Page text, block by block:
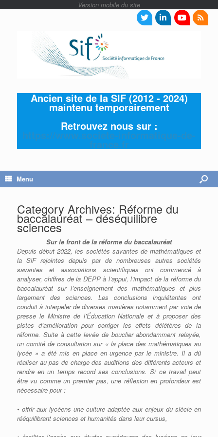
Ancien site de la SIF (2012 - 2024)
maintenu temporairement
Retrouvez nous sur :
https://www.societe-informatique-de-
france.fr
Menu
Category Archives: Réforme du
baccalauréat – déséquilibre
sciences
Sur le front de la réforme du baccalauréat
Depuis début 2022, les sociétés savantes de mathématiques et
la SiF rejointes depuis par de nombreuses autres sociétés
savantes et associations scientifiques ont commencé à
analyser, chiffres de la DEPP à l’appui, l’impact de la réforme du
baccalauréat sur l’enseignement des mathématiques et plus
largement des sciences. Les conclusions inquiétantes ont
conduit à interpeler de diverses manières notamment par voie de
presse le Ministre de l’Éducation Nationale et à proposer des
pistes d’amélioration pour corriger les effets délétères de la
réforme. Suite à cette levée de bouclier abondamment relayée,
un comité de consultation sur « la place des mathématiques au
lycée » a été mis en place en urgence par le ministre. Il a dû
réaliser au pas de charge des auditions des différents acteurs et
rendre en un temps record ses conclusions. Si ce travail peut
être vu comme un premier pas, une réflexion en profondeur est
nécessaire pour :
• offrir aux lycéens une culture adaptée aux enjeux du siècle en
rééquilibrant sciences et humanités dans leur cursus,